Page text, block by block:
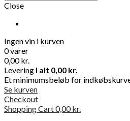
Close
Ingen vin i kurven
0 varer
0,00 kr.
Levering I alt 0,00 kr.
Et minimumsbeløb for
Se kurven
Checkout
Shopping Cart0,00 kr.